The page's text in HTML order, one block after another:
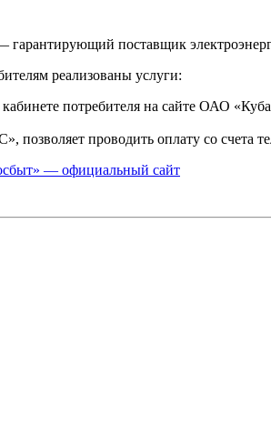
поставщик
реализованы услуги:
потребителя на сайте ОАО
позволяет проводить оплату со счета
— официальный сайт